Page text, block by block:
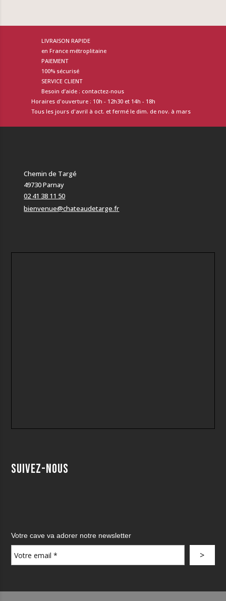
LIVRAISON RAPIDE
en France métroplitaine
PAIEMENT
100% sécurisé
SERVICE CLIENT
Besoin d’aide : contactez-nous
Horaires d'ouverture : 10h - 12h30 et 14h - 18h
Tous les jours d'avril à oct. et fermé le dim. de nov. à mars
Chemin de Targé
49730 Parnay
02 41 38 11 50
bienvenue@chateaudetarge.fr
Suivez-nous
Votre cave va adorer notre newsletter